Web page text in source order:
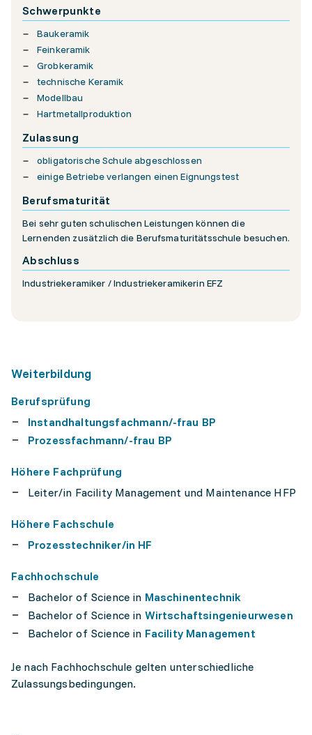
Schwerpunkte
Baukeramik
Feinkeramik
Grobkeramik
technische Keramik
Modellbau
Hartmetallproduktion
Zulassung
obligatorische Schule abgeschlossen
einige Betriebe verlangen einen Eignungstest
Berufsmaturität
Bei sehr guten schulischen Leistungen können die
Lernenden zusätzlich die Berufsmaturitätsschule besuchen.
Abschluss
Industriekeramiker / Industriekeramikerin EFZ
Weiterbildung
Berufsprüfung
Instandhaltungsfachmann/-frau BP
Prozessfachmann/-frau BP
Höhere Fachprüfung
Leiter/in Facility Management und Maintenance HFP
Höhere Fachschule
Prozesstechniker/in HF
Fachhochschule
Bachelor of Science in Maschinentechnik
Bachelor of Science in Wirtschaftsingenieurwesen
Bachelor of Science in Facility Management
Je nach Fachhochschule gelten unterschiedliche
Zulassungsbedingungen.